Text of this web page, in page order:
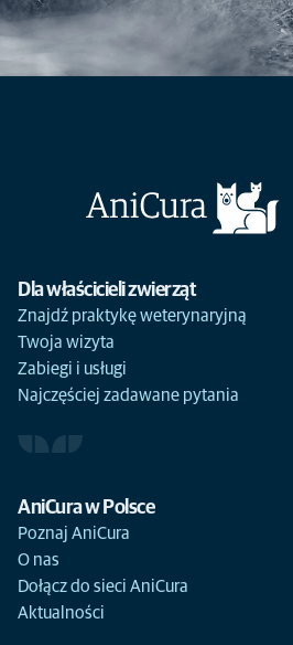
Dla właścicieli zwierząt
Znajdź praktykę weterynaryjną
Twoja wizyta
Zabiegi i usługi
Najczęściej zadawane pytania
AniCura w Polsce
Poznaj AniCura
O nas
Dołącz do sieci AniCura
Aktualności